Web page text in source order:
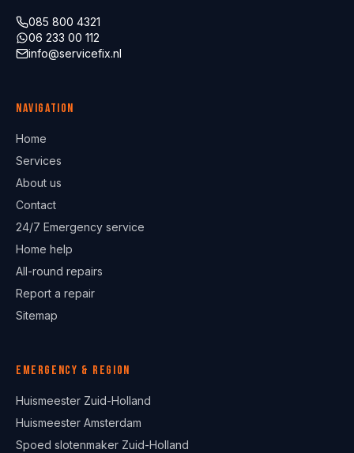
085 800 4321
06 233 00 112
info@servicefix.nl
Navigation
Home
Services
About us
Contact
24/7 Emergency service
Home help
All-round repairs
Report a repair
Sitemap
Emergency & region
Huismeester Zuid-Holland
Huismeester Amsterdam
Spoed slotenmaker Zuid-Holland